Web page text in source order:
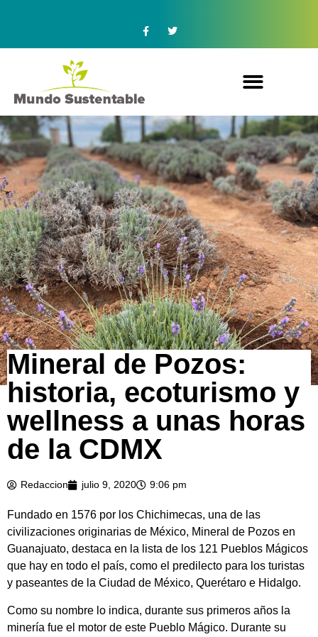
Mineral de Pozos:
historia, ecoturismo y
wellness a unas horas
de la CDMX
Redaccion julio 9, 2020 9:06 pm
Fundado en 1576 por los Chichimecas, una de las
civilizaciones originarias de México, Mineral de Pozos en
Guanajuato, destaca en la lista de los 121 Pueblos Mágicos
que hay en todo el país, como el predilecto para los turistas
y paseantes de la Ciudad de México, Querétaro e Hidalgo.
Como su nombre lo indica, durante sus primeros años la
minería fue el motor de este Pueblo Mágico. Durante su